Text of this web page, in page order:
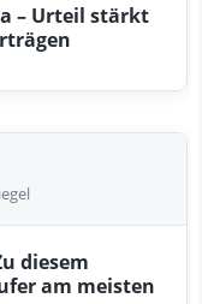
– Urteil stärkt
diesem
am meisten